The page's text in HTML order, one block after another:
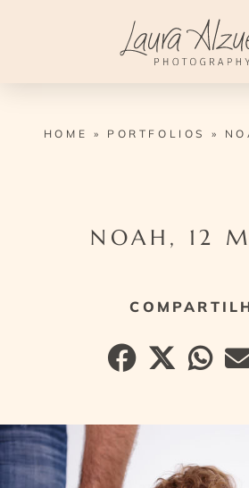
HOME » PORTFOLIOS »
NOAH, 12